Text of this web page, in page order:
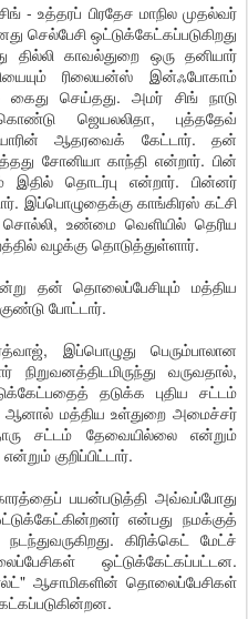
- உத்தரப் பிரதேச மாநில முதல்வர்
செல்பேசி ஒட்டுக்கேட்கப்படுகிறது
தில்லி காவல்துறை ஒரு தனியார்
ரிலையன்ஸ் இன்ஃபோகாம்
கைது செய்தது. அமர் சிங் நாடு
ஜெயலலிதா, புத்ததேவ்
ஆதரவைக் கேட்டார். தன்
சோனியா காந்தி என்றார். பின்
தொடர்பு என்றார். பின்னர்
இப்பொழுதைக்கு காங்கிரஸ் கட்சி
உண்மை வெளியில் தெரிய
வழக்கு தொடுத்துள்ளார்.
தன் தொலைப்பேசியும் மத்திய
போட்டார்.
இப்பொழுது பெரும்பாலான
வருவதால்,
தடுக்க புதிய சட்டம்
மத்திய உள்துறை அமைச்சர்
சட்டம் தேவையில்லை என்றும்
குறிப்பிட்டார்.
பயன்படுத்தி அவ்வப்போது
என்பது நமக்குத்
கிரிக்கெட் மேட்ச்
ஒட்டுக்கேட்கப்பட்டன.
ஆசாமிகளின் தொலைப்பேசிகள்